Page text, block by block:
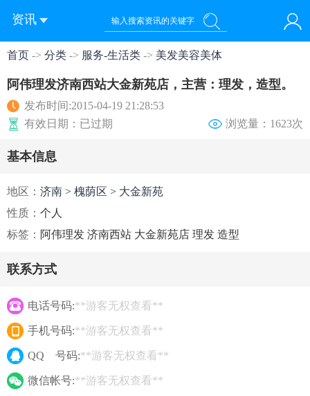
资讯
您好！欢迎来到济南西站棒极网-济南西部新城社区新媒体综
首页 -> 分类 -> 服务-生活类 -> 美发美容美体
阿伟理发济南西站大金新苑店，主营：理发，造型。
发布时间:2015-04-19 21:28:53
有效日期：已过期
浏览量：1623次
基本信息
地区： 济南 > 槐荫区 > 大金新苑
性质： 个人
标签： 阿伟理发 济南西站 大金新苑店 理发 造型
联系方式
电话号码:**游客无权查看**
手机号码:**游客无权查看**
QQ 号码:**游客无权查看**
微信帐号:**游客无权查看**